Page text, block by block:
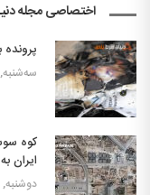
اختصاصی مجله
پرونده
سه‌شنبه, ۲۵ آگوست ۲۰۲۰
کوه
ایران
دوشنبه, ۶ ژانویه ۲۰۲۰